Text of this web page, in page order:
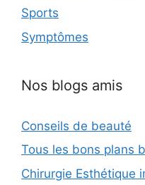
Sports
Symptômes
Nos blogs amis
Conseils de beauté
Tous les bons plans
Chirurgie Esthétique